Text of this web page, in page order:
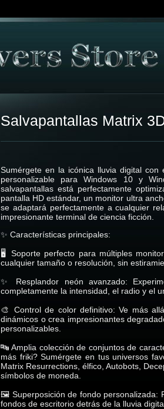
Salvapantallas Matrix
Sumérgete en la icónica lluvia digital
personalizable para Windows 10 y
salvapantallas está perfectamente
pantalla HD estándar, un monitor ultra
se adaptará perfectamente a cualquier
impresionante terminal de ciencia ficción.
✨ Características principales:
🖥️ Soporte perfecto para múltiples
cualquier tamaño o resolución, sin
✨ Resplandor neón avanzado:
completamente la intensidad, el radio y el
🎨 Control de color definitivo: Ve más
dinámicos o crea impresionantes
personalizables.
🔤 Amplia colección de conjuntos de
más friki? Sumérgete en tus universos
Matrix Resurrections, élfico, Autobots,
símbolos de moneda.
🖼️ Superposición de fondo personalizada:
fondos de escritorio detrás de la lluvia